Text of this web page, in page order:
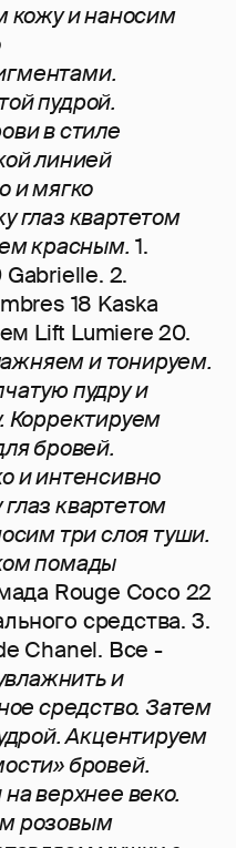
кожу и наносим
пудрой.
в стиле
линией
и мягко
глаз квартетом
красным. 1.
2.
18 Kaska
Lift Lumiere 20.
и тонируем.
пудру и
Корректируем
бровей.
и интенсивно
квартетом
три слоя туши.
помады
Rouge Coco 22
средства. 3.
Chanel. Все -
и
средство. Затем
Акцентируем
бровей.
верхнее веко.
розовым